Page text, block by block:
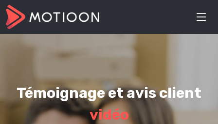
Témoignage et avis client
vidéo